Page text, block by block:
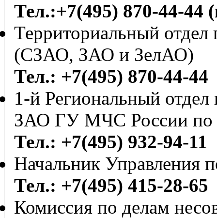
Тел.:+7(495) 870-44-44
Территориальный
(СЗАО, ЗАО и ЗелАО)
Тел.: +7(495) 870-44-44
1-й Региональный отдел
ЗАО ГУ МЧС России по
Тел.: +7(495) 932-94-11
Начальник
Тел.: +7(495) 415-28-65
Комиссия по делам